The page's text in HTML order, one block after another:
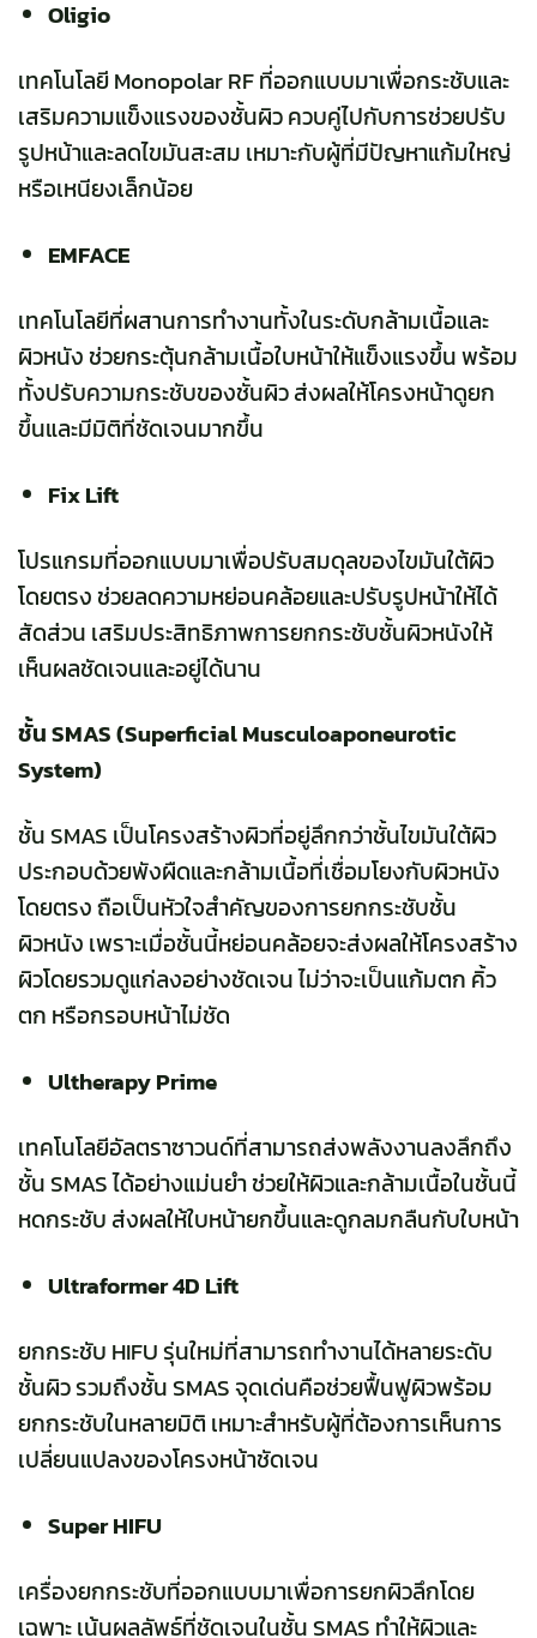
Oligio
เทคโนโลยี Monopolar RF ที่ออกแบบมาเพื่อกระชับและ
เสริมความแข็งแรงของชั้นผิว ควบคู่ไปกับการช่วยปรับ
รูปหน้าและลดไขมันสะสม เหมาะกับผู้ที่มีปัญหาแก้มใหญ่
หรือเหนียงเล็กน้อย
EMFACE
เทคโนโลยีที่ผสานการทำงานทั้งในระดับกล้ามเนื้อและ
ผิวหนัง ช่วยกระตุ้นกล้ามเนื้อใบหน้าให้แข็งแรงขึ้น พร้อม
ทั้งปรับความกระชับของชั้นผิว ส่งผลให้โครงหน้าดูยก
ขึ้นและมีมิติที่ชัดเจนมากขึ้น
Fix Lift
โปรแกรมที่ออกแบบมาเพื่อปรับสมดุลของไขมันใต้ผิว
โดยตรง ช่วยลดความหย่อนคล้อยและปรับรูปหน้าให้ได้
สัดส่วน เสริมประสิทธิภาพการยกกระชับชั้นผิวหนังให้
เห็นผลชัดเจนและอยู่ได้นาน
ชั้น SMAS (Superficial Musculoaponeurotic
System)
ชั้น SMAS เป็นโครงสร้างผิวที่อยู่ลึกกว่าชั้นไขมันใต้ผิว
ประกอบด้วยพังผืดและกล้ามเนื้อที่เชื่อมโยงกับผิวหนัง
โดยตรง ถือเป็นหัวใจสำคัญของการยกกระชับชั้น
ผิวหนัง เพราะเมื่อชั้นนี้หย่อนคล้อยจะส่งผลให้โครงสร้าง
ผิวโดยรวมดูแก่ลงอย่างชัดเจน ไม่ว่าจะเป็นแก้มตก คิ้ว
ตก หรือกรอบหน้าไม่ชัด
Ultherapy Prime
เทคโนโลยีอัลตราซาวนด์ที่สามารถส่งพลังงานลงลึกถึง
ชั้น SMAS ได้อย่างแม่นยำ ช่วยให้ผิวและกล้ามเนื้อในชั้นนี้
หดกระชับ ส่งผลให้ใบหน้ายกขึ้นและดูกลมกลืนกับใบหน้า
Ultraformer 4D Lift
ยกกระชับ HIFU รุ่นใหม่ที่สามารถทำงานได้หลายระดับ
ชั้นผิว รวมถึงชั้น SMAS จุดเด่นคือช่วยฟื้นฟูผิวพร้อม
ยกกระชับในหลายมิติ เหมาะสำหรับผู้ที่ต้องการเห็นการ
เปลี่ยนแปลงของโครงหน้าชัดเจน
Super HIFU
เครื่องยกกระชับที่ออกแบบมาเพื่อการยกผิวลึกโดย
เฉพาะ เน้นผลลัพธ์ที่ชัดเจนในชั้น SMAS ทำให้ผิวและ